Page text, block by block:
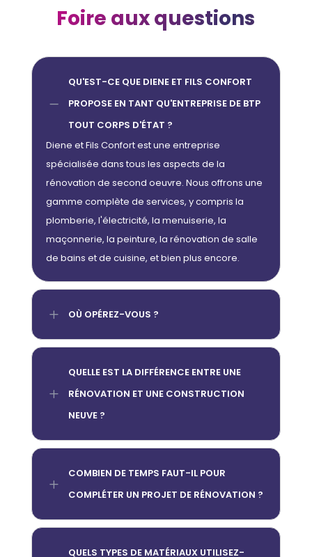
Foire aux questions
K
QU'EST-CE QUE DIENE ET FILS CONFORT
PROPOSE EN TANT QU'ENTREPRISE DE BTP
TOUT CORPS D'ÉTAT ?
Diene et Fils Confort est une entreprise
spécialisée dans tous les aspects de la
rénovation de second oeuvre. Nous offrons une
gamme complète de services, y compris la
plomberie, l'électricité, la menuiserie, la
maçonnerie, la peinture, la rénovation de salle
de bains et de cuisine, et bien plus encore.
L OÙ OPÉREZ-VOUS ?
L
QUELLE EST LA DIFFÉRENCE ENTRE UNE
RÉNOVATION ET UNE CONSTRUCTION
NEUVE ?
L
COMBIEN DE TEMPS FAUT-IL POUR
COMPLÉTER UN PROJET DE RÉNOVATION ?
QUELS TYPES DE MATÉRIAUX UTILISEZ-